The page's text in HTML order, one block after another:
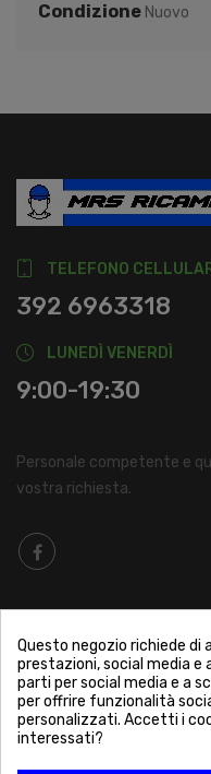
Condizione Nuovo
TELEFONO
392 6963318
LUNEDÌ VENERDÌ
9:00-19:30
Personale competente e
vostra richiesta.
INFORMAZIONI
LA NOSTRA AZIENDA
IL MIO ACCOUNT
Questo negozio richiede di
prestazioni, social media e
parti per social media e a
per offrire funzionalità
personalizzati. Accetti i
interessati?